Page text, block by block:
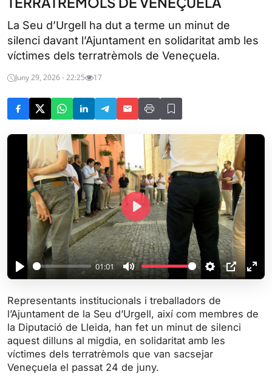
La Seu d’Urgell ha dut a terme un minut de
silenci davant l’Ajuntament en solidaritat amb les
víctimes dels terratrèmols de Veneçuela.
Juny 29, 2026 - 22:25 17
P
a
y
01:01
M
t
e
S
e
t
t
i
n
P
P
E
t
P
l
a
y
Representants institucionals i treballadors de
l’Ajuntament de la Seu d’Urgell, així com membres de
la Diputació de Lleida, han fet un minut de silenci
aquest dilluns al migdia, en solidaritat amb les
víctimes dels terratrèmols que van sacsejar
Veneçuela el passat 24 de juny.